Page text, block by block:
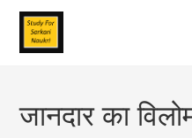
Skip
Content
जानदार का